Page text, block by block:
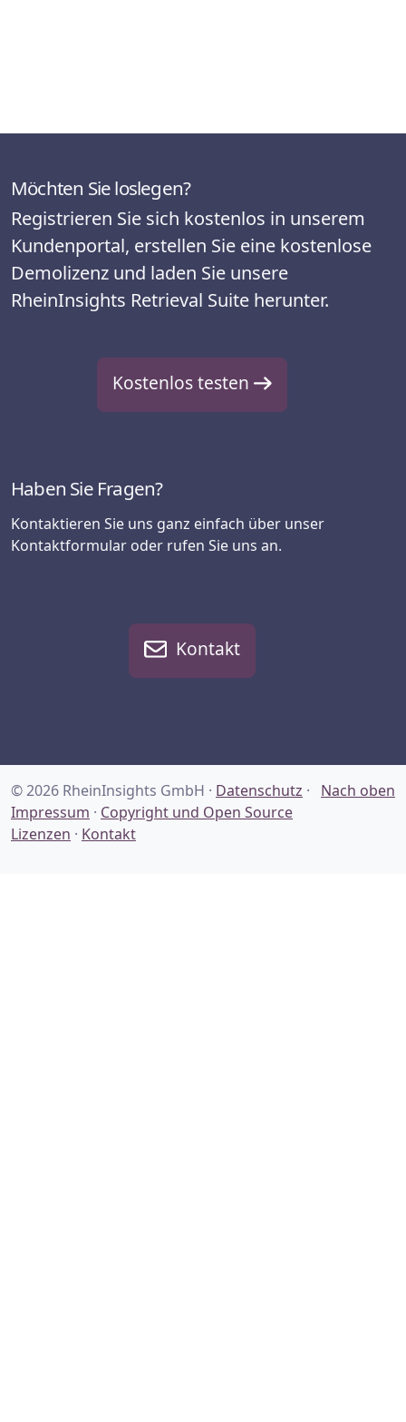
Möchten Sie loslegen?
Registrieren Sie sich kostenlos in unserem
Kundenportal, erstellen Sie eine kostenlose
Demolizenz und laden Sie unsere
RheinInsights Retrieval Suite herunter.
Kostenlos testen
Haben Sie Fragen?
Kontaktieren Sie uns ganz einfach über unser
Kontaktformular oder rufen Sie uns an.
Kontakt
Nach oben
© 2026 RheinInsights GmbH · Datenschutz ·
Impressum · Copyright und Open Source
Lizenzen · Kontakt